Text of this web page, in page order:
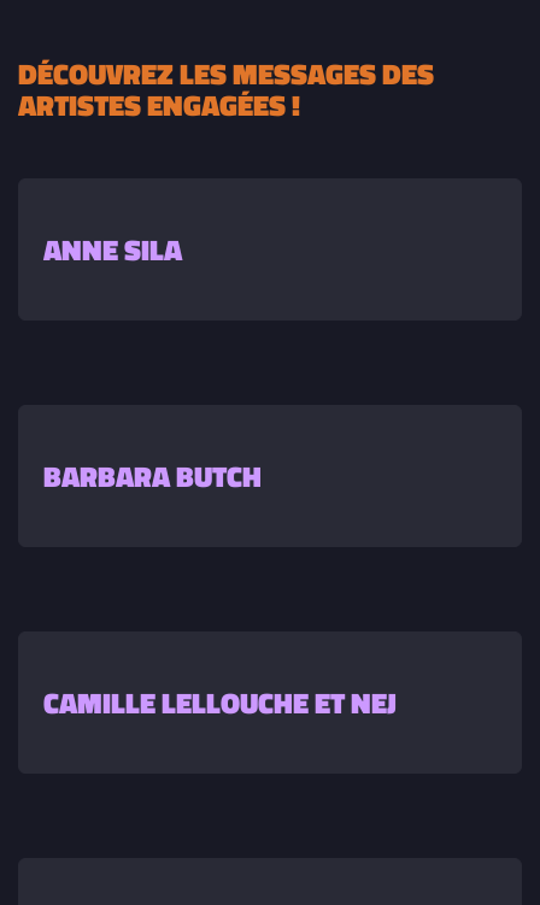
DÉCOUVREZ LES MESSAGES DES
ARTISTES ENGAGÉES !
ANNE SILA
BARBARA BUTCH
CAMILLE LELLOUCHE ET NEJ